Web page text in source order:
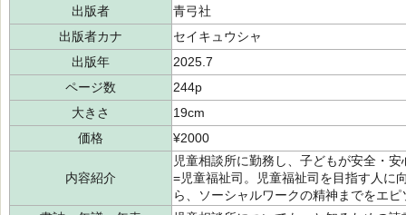
出版者
青弓社
出版者カナ
セイキュウシャ
出版年
2025.7
ページ数
244p
大きさ
19cm
価格
¥2000
内容紹介
児童相談所に勤務し、子どもが安全・
=児童福祉司。児童福祉司を目指す人に
ら、ソーシャルワークの精神までをエ